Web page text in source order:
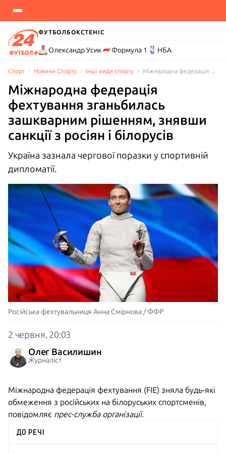
ФУТБОЛБОКСТЕНІС
Олександр Усик Формула 1 НБА
Спорт Новини Спорту Інші види спорту
Міжнародна федерація
фехтування зганьбилась
зашкварним рішенням, знявши
санкції з росіян і білорусів
Україна зазнала чергової поразки у спортивній
дипломатії.
Російська фехтувальниця Анна Смірнова / ФФР
2 червня, 20:03
Олег Василишин
Журналіст
Міжнародна федерація фехтування (FIE) зняла будь-які
обмеження з російських на білоруських спортсменів,
повідомляє прес-служба організації.
ДО РЕЧІ